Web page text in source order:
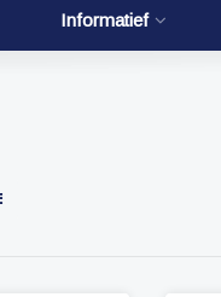
Informatief